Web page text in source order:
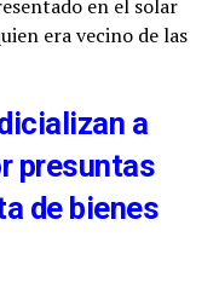
en el solar
era vecino de las
a
presuntas
de bienes